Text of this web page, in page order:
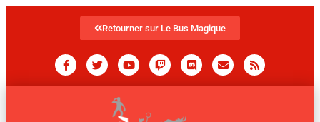
Retourner sur Le Bus Magique